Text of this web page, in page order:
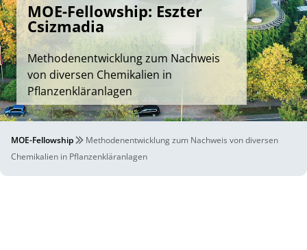
MOE-Fellowship: Eszter
Csizmadia
Methodenentwicklung zum Nachweis
von diversen Chemikalien in
Pflanzenkläranlagen
MOE-Fellowship
Methodenentwicklung zum Nachweis von diversen
Chemikalien in Pflanzenkläranlagen